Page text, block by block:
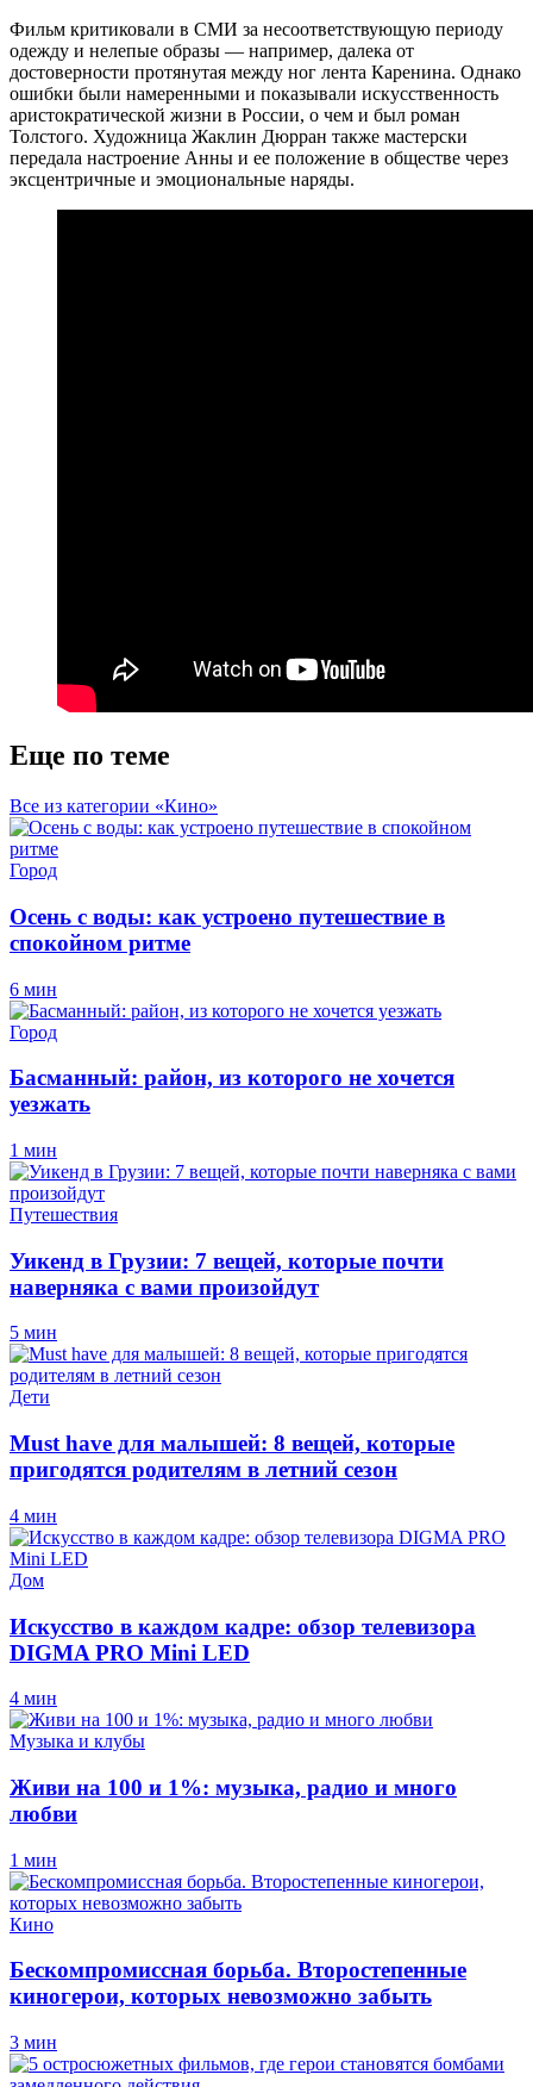
Фильм критиковали в СМИ за несоответствующую периоду
одежду и нелепые образы — например, далека от
достоверности протянутая между ног лента Каренина. Однако
ошибки были намеренными и показывали искусственность
аристократической жизни в России, о чем и был роман
Толстого. Художница Жаклин Дюрран также мастерски
передала настроение Анны и ее положение в обществе через
эксцентричные и эмоциональные наряды.
Еще по теме
Все из категории «Кино»
Город
Осень с воды: как устроено путешествие в
спокойном ритме
6 мин
Город
Басманный: район, из которого не хочется
уезжать
1 мин
Путешествия
Уикенд в Грузии: 7 вещей, которые почти
наверняка с вами произойдут
5 мин
Дети
Must have для малышей: 8 вещей, которые
пригодятся родителям в летний сезон
4 мин
Дом
Искусство в каждом кадре: обзор телевизора
DIGMA PRO Mini LED
4 мин
Музыка и клубы
Живи на 100 и 1%: музыка, радио и много
любви
1 мин
Кино
Бескомпромиссная борьба. Второстепенные
киногерои, которых невозможно забыть
3 мин